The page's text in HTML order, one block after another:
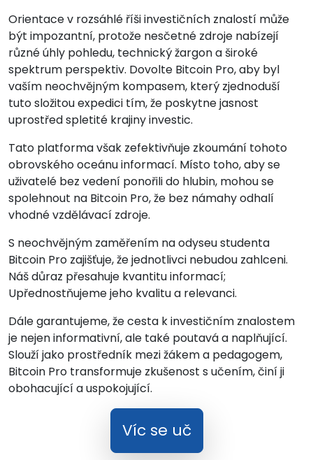
Orientace v rozsáhlé říši investičních znalostí může
být impozantní, protože nesčetné zdroje nabízejí
různé úhly pohledu, technický žargon a široké
spektrum perspektiv. Dovolte Bitcoin Pro, aby byl
vaším neochvějným kompasem, který zjednoduší
tuto složitou expedici tím, že poskytne jasnost
uprostřed spletité krajiny investic.
Tato platforma však zefektivňuje zkoumání tohoto
obrovského oceánu informací. Místo toho, aby se
uživatelé bez vedení ponořili do hlubin, mohou se
spolehnout na Bitcoin Pro, že bez námahy odhalí
vhodné vzdělávací zdroje.
S neochvějným zaměřením na odyseu studenta
Bitcoin Pro zajišťuje, že jednotlivci nebudou zahlceni.
Náš důraz přesahuje kvantitu informací;
Upřednostňujeme jeho kvalitu a relevanci.
Dále garantujeme, že cesta k investičním znalostem
je nejen informativní, ale také poutavá a naplňující.
Slouží jako prostředník mezi žákem a pedagogem,
Bitcoin Pro transformuje zkušenost s učením, činí ji
obohacující a uspokojující.
Víc se uč